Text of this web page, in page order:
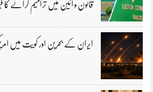
قانون و آئین میں ترامیم کرانے کا
ایران کے بحرین اور کویت میں